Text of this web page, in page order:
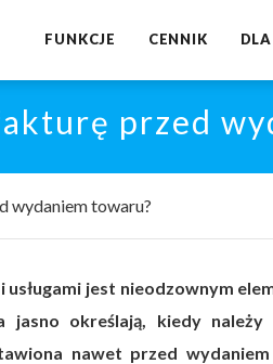
FUNKCJE CENNIK
przed
wydaniem towaru?
jest nieodzownym
jasno określają, kiedy
nawet przed